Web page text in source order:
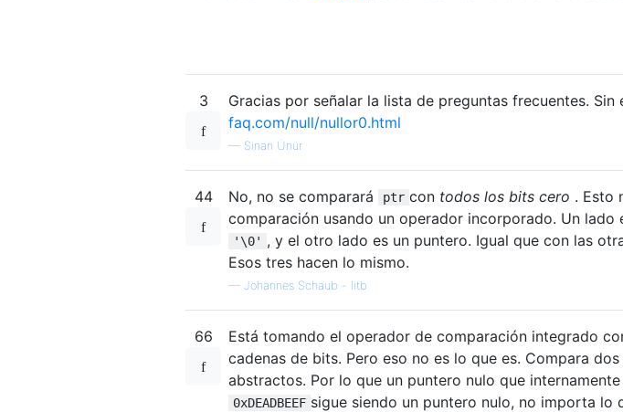
3 Gracias por señalar la lista de preguntas frecuentes.
faq.com/null/nullor0.html
— Sinan Ünür
44 No, no se comparará ptr con todos los bits cero . Esto
comparación usando un operador incorporado. Un lado
'\0' , y el otro lado es un puntero. Igual que con las
Esos tres hacen lo mismo.
— Johannes Schaub - litb
66
Está tomando el operador de comparación integrado
cadenas de bits. Pero eso no es lo que es. Compara
abstractos. Por lo que un puntero nulo que
0xDEADBEEF sigue siendo un puntero nulo, no importa lo